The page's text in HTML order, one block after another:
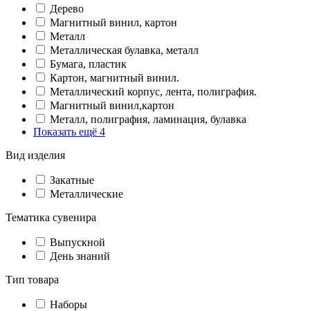
Дерево
Магнитный винил, картон
Металл
Металлическая булавка, металл
Бумага, пластик
Картон, магнитный винил.
Металлический корпус, лента, полиграфия.
Магнитный винил,картон
Металл, полиграфия, ламинация, булавка
Показать ещё 4
Вид изделия
Закатные
Металлические
Тематика сувенира
Выпускной
День знаний
Тип товара
Наборы